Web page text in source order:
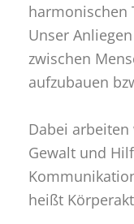
harmonischen
Unser
zwischen
aufzubauen
Dabei
Gewalt und
heißt